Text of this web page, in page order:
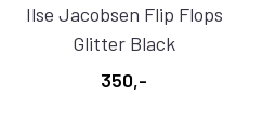
Ilse Jacobsen Flip Flops
Glitter Black
350,-